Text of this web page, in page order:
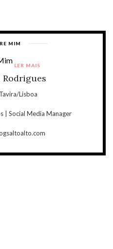
MIM
Lisboa
| Social Media Manager
LER MAIS